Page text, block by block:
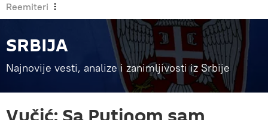
Reemiteri
SRBIJA
Najnovije vesti, analize i zanimljivosti iz Srbije